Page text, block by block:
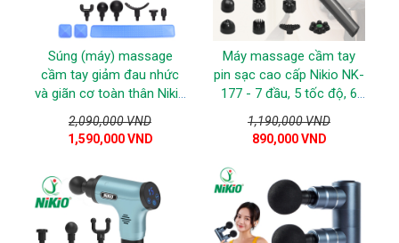
Súng (máy) massage
cầm tay giảm đau nhức
và giãn cơ toàn thân Nikio
NK-275 - 7 đầu, 6 tốc độ
mát xa
2,090,000 VND
1,590,000 VND
Máy massage cầm tay
pin sạc cao cấp Nikio NK-
177 - 7 đầu, 5 tốc độ, 6
chế độ - Màu xám
1,190,000 VND
890,000 VND